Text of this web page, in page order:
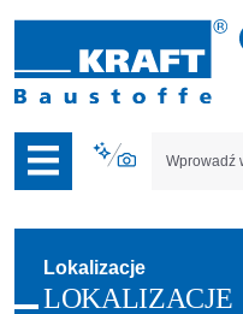
do nawigacji na
Lokalizacje
LOKALIZACJE